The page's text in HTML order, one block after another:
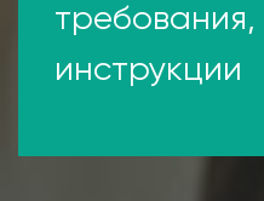
инструкции